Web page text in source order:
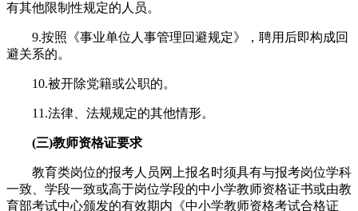
有其他限制性规定的人员。
9.按照《事业单位人事管理回避规定》，聘用后即构成回
避关系的。
10.被开除党籍或公职的。
11.法律、法规规定的其他情形。
(三)教师资格证要求
教育类岗位的报考人员网上报名时须具有与报考岗位学科
一致、学段一致或高于岗位学段的中小学教师资格证书或由教
育部考试中心颁发的有效期内《中小学教师资格考试合格证